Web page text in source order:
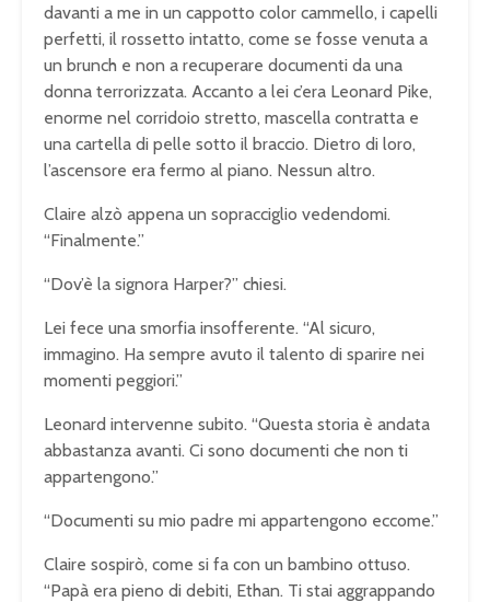
davanti a me in un cappotto color cammello, i capelli
perfetti, il rossetto intatto, come se fosse venuta a
un brunch e non a recuperare documenti da una
donna terrorizzata. Accanto a lei c’era Leonard Pike,
enorme nel corridoio stretto, mascella contratta e
una cartella di pelle sotto il braccio. Dietro di loro,
l’ascensore era fermo al piano. Nessun altro.
Claire alzò appena un sopracciglio vedendomi.
“Finalmente.”
“Dov’è la signora Harper?” chiesi.
Lei fece una smorfia insofferente. “Al sicuro,
immagino. Ha sempre avuto il talento di sparire nei
momenti peggiori.”
Leonard intervenne subito. “Questa storia è andata
abbastanza avanti. Ci sono documenti che non ti
appartengono.”
“Documenti su mio padre mi appartengono eccome.”
Claire sospirò, come si fa con un bambino ottuso.
“Papà era pieno di debiti, Ethan. Ti stai aggrappando